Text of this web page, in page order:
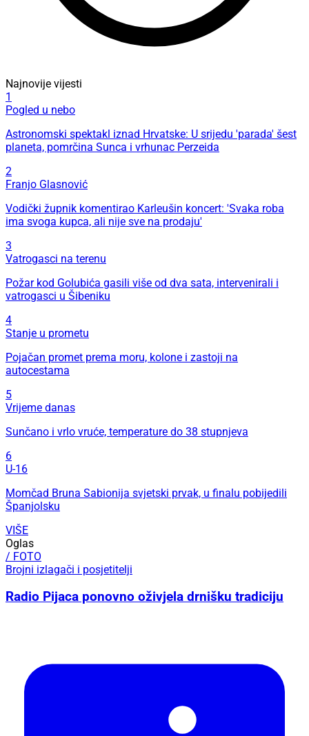
Najnovije vijesti
1
Pogled u nebo
Astronomski spektakl iznad Hrvatske: U srijedu 'parada' šest
planeta, pomrčina Sunca i vrhunac Perzeida
2
Franjo Glasnović
Vodički župnik komentirao Karleušin koncert: 'Svaka roba
ima svoga kupca, ali nije sve na prodaju'
3
Vatrogasci na terenu
Požar kod Golubića gasili više od dva sata, intervenirali i
vatrogasci u Šibeniku
4
Stanje u prometu
Pojačan promet prema moru, kolone i zastoji na
autocestama
5
Vrijeme danas
Sunčano i vrlo vruće, temperature do 38 stupnjeva
6
U-16
Momčad Bruna Sabionija svjetski prvak, u finalu pobijedili
Španjolsku
VIŠE
Oglas
/ FOTO
Brojni izlagači i posjetitelji
Radio Pijaca ponovno oživjela drnišku tradiciju